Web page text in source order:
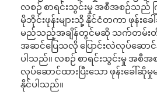
လစဉ် စာရင်းသွင်းမှု အစီအစဉ်သည် ကြို
မိုဘိုင်းဖုန်းများသို့ နိုင်ငံတကာ ဖုန်းခေ
မည်သည့်အချိန်တွင်မဆို သက်တမ်းတို
အဆင်ပြေသလို ပြောင်းလဲလုပ်ဆော
ပါသည်။ လစဉ် စာရင်းသွင်းမှု အစီ
လုပ်ဆောင်ထားပြီးသော ဖုန်းခေါ်ဆို
နိုင်ပါသည်။